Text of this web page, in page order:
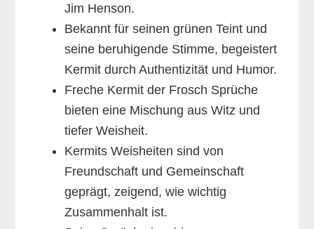
Jim Henson.
Bekannt für seinen grünen Teint und
seine beruhigende Stimme, begeistert
Kermit durch Authentizität und Humor.
Freche Kermit der Frosch Sprüche
bieten eine Mischung aus Witz und
tiefer Weisheit.
Kermits Weisheiten sind von
Freundschaft und Gemeinschaft
geprägt, zeigend, wie wichtig
Zusammenhalt ist.